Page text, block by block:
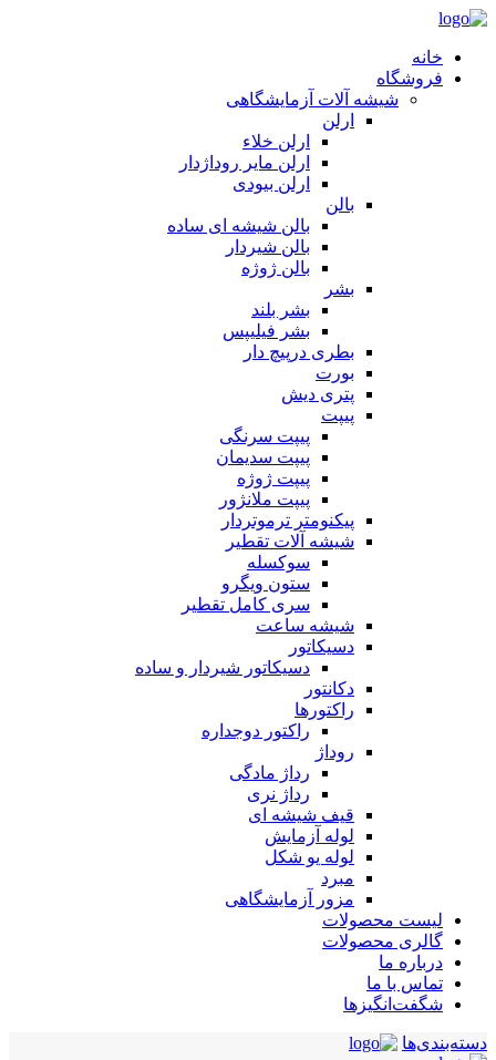
خانه
فروشگاه
شیشه آلات آزمایشگاهی
ارلن
ارلن خلاء
ارلن مایر روداژدار
ارلن بیودی
بالن
بالن شیشه ای ساده
بالن شیردار
بالن ژوژه
بشر
بشر بلند
بشر فیلیپس
بطری درپیچ دار
بورت
پتری دیش
پیپت
پیپت سرنگی
پیپت سدیمان
پیپت ژوژه
پیپت ملانژور
پیکنومتر ترموتردار
شیشه آلات تقطیر
سوکسله
ستون ویگرو
سری کامل تقطیر
شیشه ساعت
دسیکاتور
دسیکاتور شیردار و ساده
دکانتور
راکتورها
راکتور دوجداره
روداژ
رداژ مادگی
رداژ نری
قیف شیشه ای
لوله آزمایش
لوله یو شکل
مبرد
مزور آزمایشگاهی
لیست محصولات
گالری محصولات
درباره ما
تماس با ما
شگفت‌انگیزها
دسته‌بندی‌ها